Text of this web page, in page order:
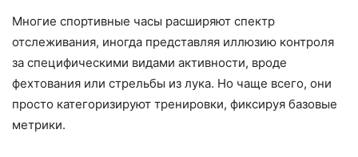
Многие спортивные часы расширяют спектр
отслеживания, иногда представляя иллюзию контроля
за специфическими видами активности, вроде
фехтования или стрельбы из лука. Но чаще всего, они
просто категоризируют тренировки, фиксируя базовые
метрики.